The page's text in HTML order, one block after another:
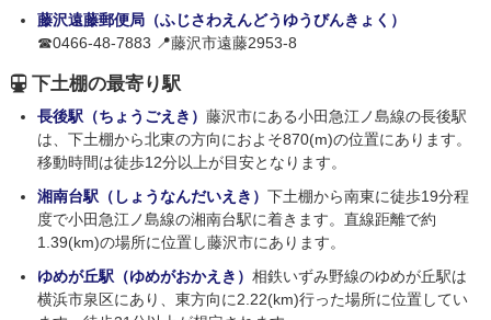
藤沢遠藤郵便局（ふじさわえんどうゆうびんきょく）
☎0466-48-7883 📍藤沢市遠藤2953-8
下土棚の最寄り駅
長後駅（ちょうごえき） 藤沢市にある小田急江ノ島線の長後駅
は、下土棚から北東の方向におよそ870(m)の位置にあります。
移動時間は徒歩12分以上が目安となります。
湘南台駅（しょうなんだいえき） 下土棚から南東に徒歩19分程
度で小田急江ノ島線の湘南台駅に着きます。直線距離で約
1.39(km)の場所に位置し藤沢市にあります。
ゆめが丘駅（ゆめがおかえき） 相鉄いずみ野線のゆめが丘駅は
横浜市泉区にあり、東方向に2.22(km)行った場所に位置してい